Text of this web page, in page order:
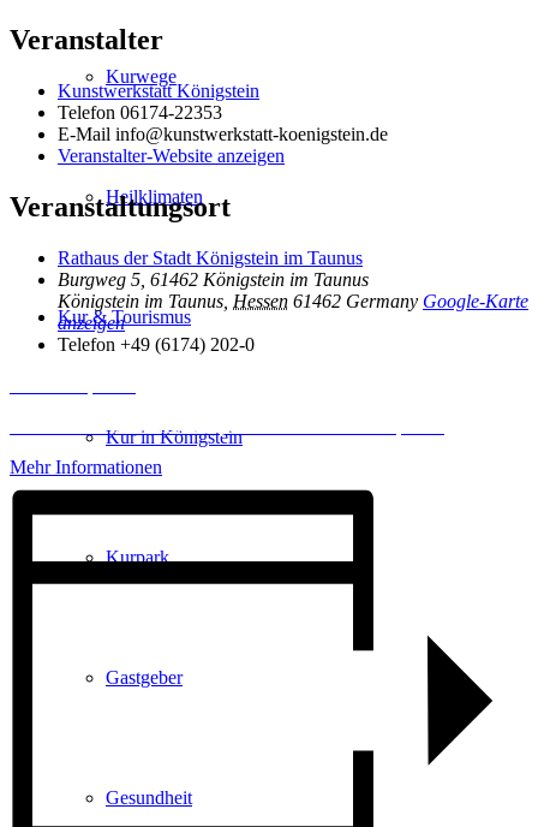
Kurwege
Heilklimaten
Kur & Tourismus
Kur in Königstein
Kurpark
Gastgeber
Gesundheit
Veranstalter
Kunstwerkstatt Königstein
Telefon 06174-22353
E-Mail info@kunstwerkstatt-koenigstein.de
Veranstalter-Website anzeigen
Veranstaltungsort
Rathaus der Stadt Königstein im Taunus
Burgweg 5, 61462 Königstein im Taunus
Königstein im Taunus Hessen 61462 Germany Google-Karte
anzeigen
Telefon +49 (6174) 202-0
Erforderlichen Service akzeptieren und Inhalte entsperren
Mehr Informationen